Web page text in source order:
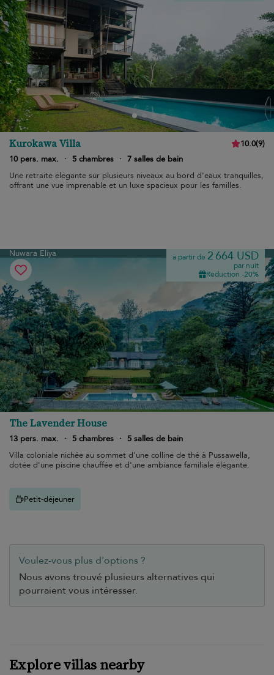
Kurokawa Villa 10.0(9)
10 pers. max.
· 5 chambres · 7 salles de bain
Une retraite élégante sur plusieurs niveaux au bord d'eaux tranquilles,
offrant une vue imprenable et un luxe spacieux pour les familles.
Nuwara Eliya à partir de 2 664 USD
par nuit
Réduction -20%
The Lavender House
13 pers. max. · 5 chambres ·
5 salles de bain
Villa coloniale nichée au sommet d'une colline de thé à Pussawella,
dotée d'une piscine chauffée et d'une ambiance familiale élégante.
Petit-déjeuner
Voulez-vous plus d'options ?
Nous avons trouvé plusieurs alternatives qui
pourraient vous intéresser.
Explore villas nearby